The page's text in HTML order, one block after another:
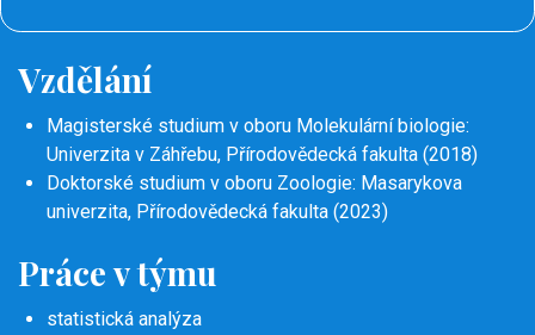
Vzdělání
Magisterské studium v ​​oboru Molekulární biologie:
Univerzita v Záhřebu, Přírodovědecká fakulta (2018)
Doktorské studium v ​​oboru Zoologie: Masarykova
univerzita, Přírodovědecká fakulta (2023)
Práce v týmu
statistická analýza